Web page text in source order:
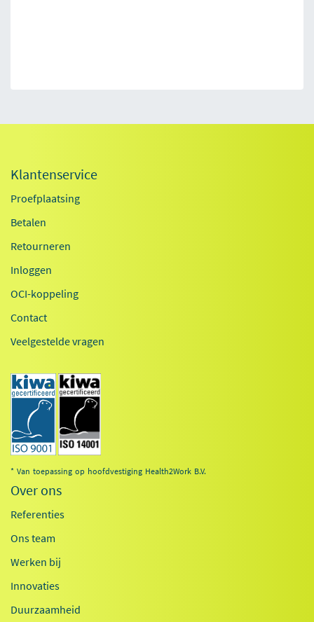
Klantenservice
Proefplaatsing
Betalen
Retourneren
Inloggen
OCI-koppeling
Contact
Veelgestelde vragen
* Van toepassing op hoofdvestiging Health2Work B.V.
Over ons
Referenties
Ons team
Werken bij
Innovaties
Duurzaamheid